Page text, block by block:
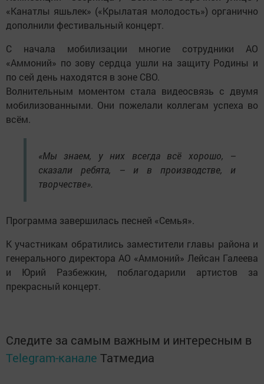
«Канатлы яшьлек» («Крылатая молодость») органично
дополнили фестивальный концерт.
С начала мобилизации многие сотрудники АО
«Аммоний» по зову сердца ушли на защиту Родины и
по сей день находятся в зоне СВО.
Волнительным моментом стала видеосвязь с двумя
мобилизованными. Они пожелали коллегам успеха во
всём.
«Мы знаем, у них всегда всё хорошо, –
сказали ребята, – и в производстве, и
творчестве».
Программа завершилась песней «Семья».
К участникам обратились заместители главы района и
генерального директора АО «Аммоний» Лейсан Галеева
и Юрий Разбежкин, поблагодарили артистов за
прекрасный концерт.
Следите за самым важным и интересным в
Telegram-канале Татмедиа